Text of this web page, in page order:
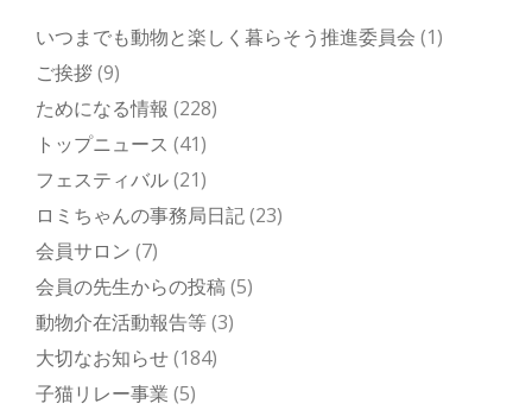
いつまでも動物と楽しく暮らそう推進委員会 (1)
ご挨拶(9)
ためになる情報 (228)
トップニュース (41)
フェスティバル(21)
ロミちゃんの事務局日記(23)
会員サロン (7)
会員の先生からの投稿(5)
動物介在活動報告等(3)
大切なお知らせ(184)
子猫リレー事業 (5)